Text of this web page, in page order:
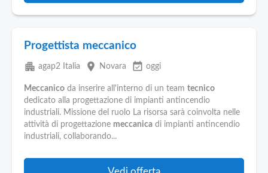
Progettista meccanico
apartment agap2 Italia place Novara event_available oggi
Meccanico da inserire all'interno di un team tecnico
dedicato alla progettazione di impianti antincendio
industriali. Missione del ruolo La risorsa sarà coinvolta nelle
attività di progettazione meccanica di impianti antincendio
industriali, collaborando...